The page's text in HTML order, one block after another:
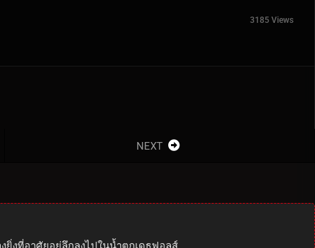
3185 Views
NEXT